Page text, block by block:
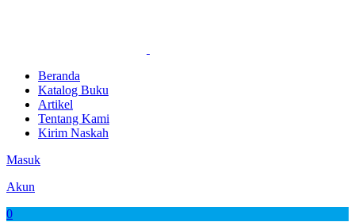
Beranda
Katalog Buku
Artikel
Tentang Kami
Kirim Naskah
Masuk
Akun
0